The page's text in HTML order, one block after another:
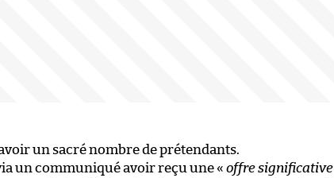
un sacré nombre de prétendants.
un communiqué avoir reçu une « offre significative